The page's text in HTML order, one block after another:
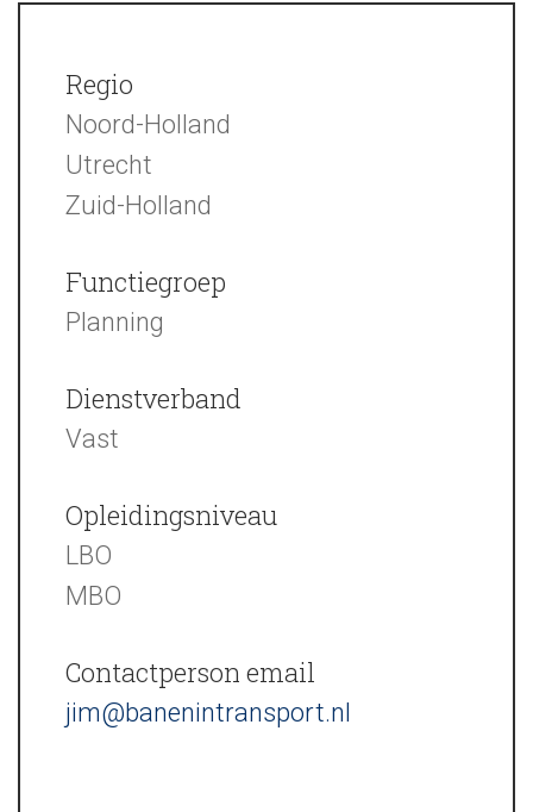
Regio
Noord-Holland
Utrecht
Zuid-Holland
Functiegroep
Planning
Dienstverband
Vast
Opleidingsniveau
LBO
MBO
Contactperson email
jim@banenintransport.nl